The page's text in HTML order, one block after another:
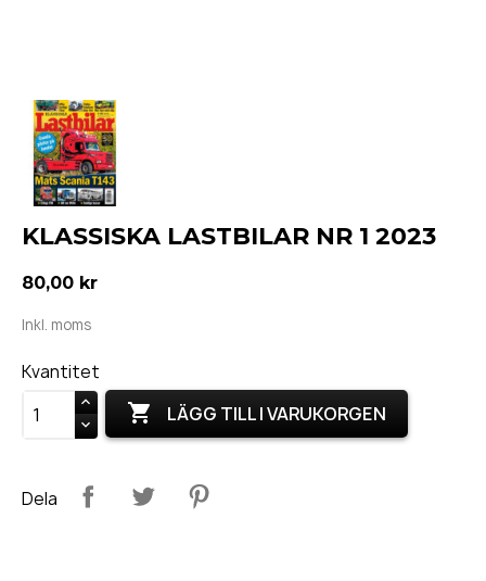
KLASSISKA LASTBILAR NR 1 2023
80,00 kr
Inkl. moms
Kvantitet
 LÄGG TILL I VARUKORGEN
Dela